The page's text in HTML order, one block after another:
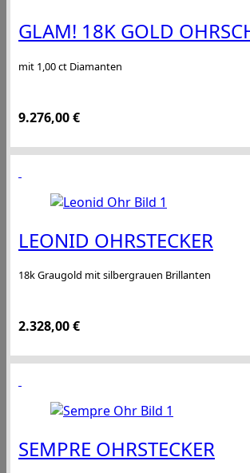
GLAM! 18K GOLD
mit 1,00 ct Diamanten
9.276,00€
LEONID OHRSTECKER
18k Graugold mit silbergrauen Brillanten
2.328,00€
SEMPRE OHRSTECKER